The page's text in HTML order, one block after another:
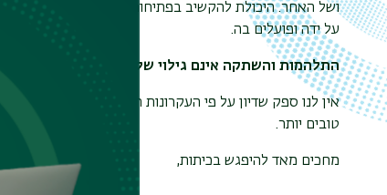
ושל האחר. היכולת להקשיב בפתיחות עומדת בבסיס
על ידה ופועלים בה.
התלהמות והשתקה אינם גילוי של חוסן אלא של חולשה.
אין לנו ספק שדיון על פי העקרונות הבסיסיים הללו אפשרי
טובים יותר.
מחכים מאד להיפגש בכיתות,